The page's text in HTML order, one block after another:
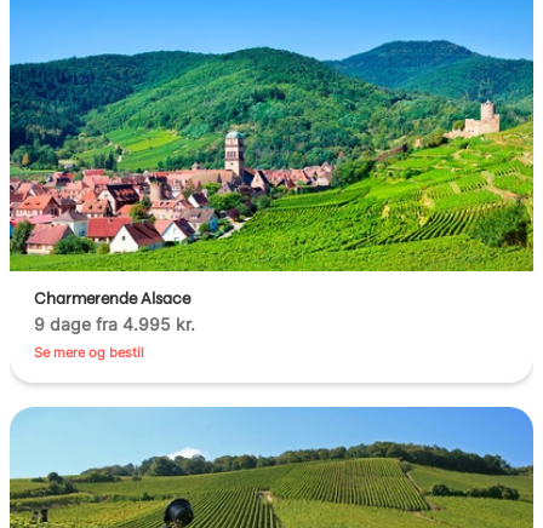
Charmerende Alsace
9 dage fra 4.995 kr.
Se mere og bestil